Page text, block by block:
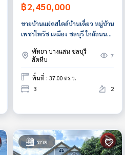
฿2,450,000
ขายบ้านแฝดสไตล์บ้านเดี่ยว หมู่บ้าน
เพชรไพรัช เหมือง ชลบุรี ใกล้ถนน
พัทยา บางแสน ชลบุรี
สัตหีบ
7
พื้นที่ : 37.00 ตร.ว.
3 2
ขาย